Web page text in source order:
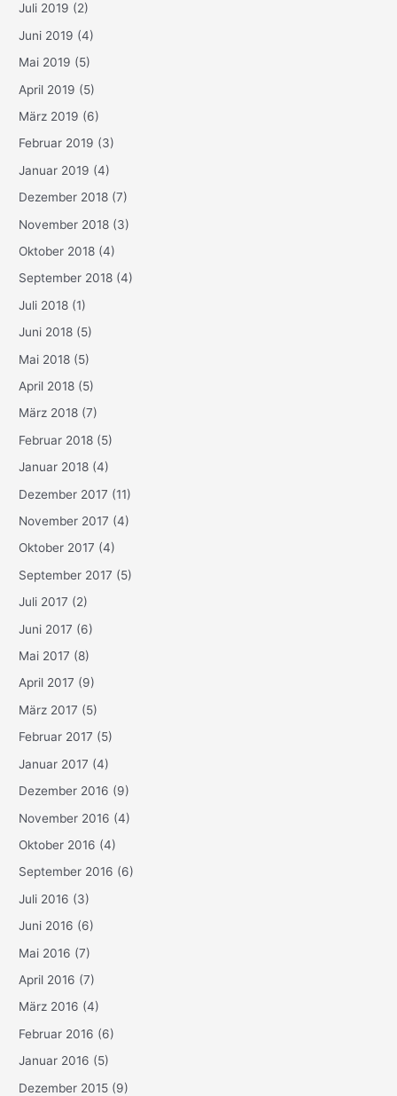
Juli 2019 (2)
Juni 2019 (4)
Mai 2019 (5)
April 2019 (5)
März 2019 (6)
Februar 2019 (3)
Januar 2019 (4)
Dezember 2018 (7)
November 2018 (3)
Oktober 2018 (4)
September 2018 (4)
Juli 2018 (1)
Juni 2018 (5)
Mai 2018 (5)
April 2018 (5)
März 2018 (7)
Februar 2018 (5)
Januar 2018 (4)
Dezember 2017 (11)
November 2017 (4)
Oktober 2017 (4)
September 2017 (5)
Juli 2017 (2)
Juni 2017 (6)
Mai 2017 (8)
April 2017 (9)
März 2017 (5)
Februar 2017 (5)
Januar 2017 (4)
Dezember 2016 (9)
November 2016 (4)
Oktober 2016 (4)
September 2016 (6)
Juli 2016 (3)
Juni 2016 (6)
Mai 2016 (7)
April 2016 (7)
März 2016 (4)
Februar 2016 (6)
Januar 2016 (5)
Dezember 2015 (9)